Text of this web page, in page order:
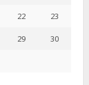
22 23
29 30